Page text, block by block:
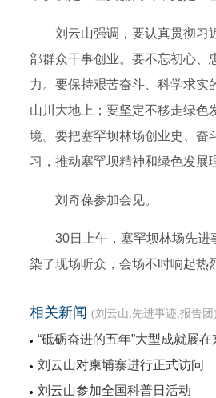
刘云山强调，要认真贯彻习
部群众干事创业。要不忘初心、
力。要保持艰苦奋斗、科学求实
山川大地上；要坚定不移走绿色
境。要把塞罕坝林场创业史、奋
习，推动塞罕坝精神和绿色发展
刘奇葆参加会见。
30日上午，塞罕坝林场先
染了现场听众，会场不时响起热
相关新闻 (刘云山;先进事迹;报告团)
“砥砺奋进的五年”大型成就展
刘云山对柬埔寨进行正式访问
刘云山参加全国科普日活动